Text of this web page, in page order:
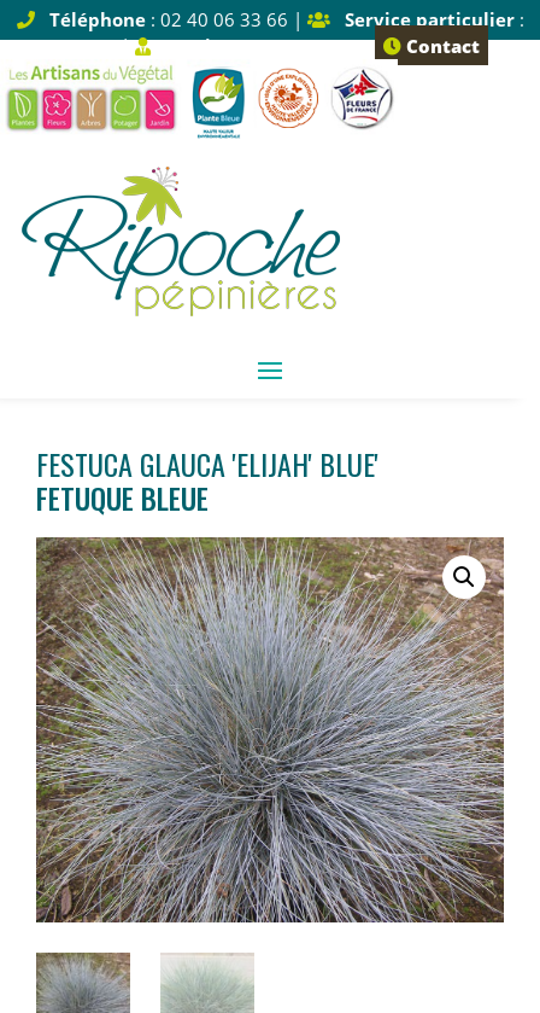
Téléphone: 02 40 06 33 66 | Service particulier:
Tapez 1 |
Service pro: Tapez 2 Contact
FESTUCA GLAUCA 'ELIJAH' BLUE'
FETUQUE BLEUE